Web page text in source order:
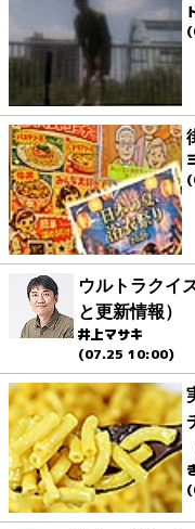
ウルトラクイ
と更新情報）
井上マサキ
(07.25 10:00)